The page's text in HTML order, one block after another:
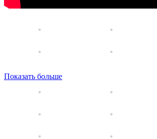
Показать больше